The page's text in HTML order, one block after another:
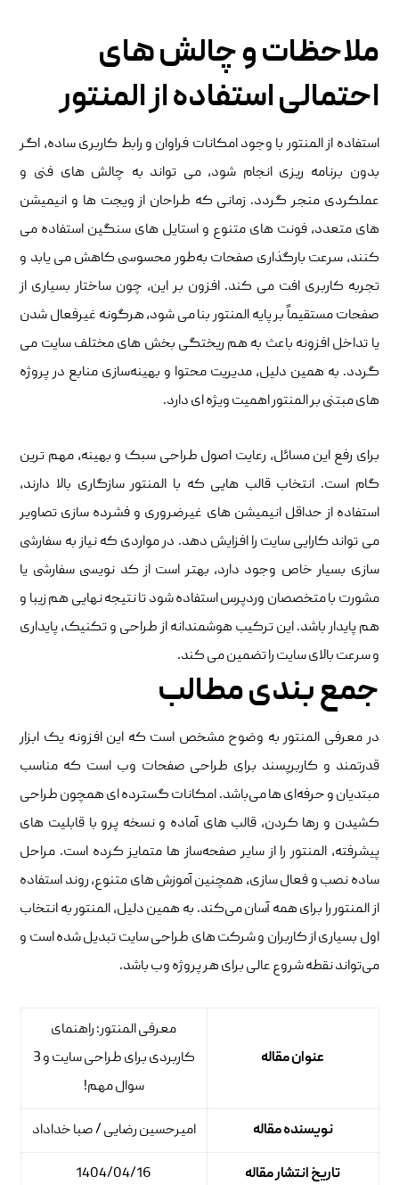
ملاحظات و چالش‌ های
احتمالی استفاده از المنتور
استفاده از المنتور با وجود امکانات فراوان و رابط کاربری ساده، اگر
بدون برنامه‌ ریزی انجام شود، می‌ تواند به چالش‌ های فنی و
عملکردی منجر گردد. زمانی که طراحان از ویجت‌ ها و انیمیشن‌
های متعدد، فونت‌ های متنوع و استایل‌ های سنگین استفاده می‌
کنند، سرعت بارگذاری صفحات به‌طور محسوسی کاهش می‌ یابد و
تجربه کاربری افت می‌ کند. افزون بر این، چون ساختار بسیاری از
صفحات مستقیماً بر پایه المنتور بنا می‌ شود، هرگونه غیرفعال شدن
یا تداخل افزونه باعث به‌ هم‌ ریختگی بخش‌ های مختلف سایت می‌
گردد. به همین دلیل، مدیریت محتوا و بهینه‌سازی منابع در پروژه‌
های مبتنی بر المنتور اهمیت ویژه‌ ای دارد.
برای رفع این مسائل، رعایت اصول طراحی سبک و بهینه، مهم‌ ترین
گام است. انتخاب قالب‌ هایی که با المنتور سازگاری بالا دارند،
استفاده از حداقل انیمیشن‌ های غیرضروری و فشرده‌ سازی تصاویر
می‌ تواند کارایی سایت را افزایش دهد. در مواردی که نیاز به سفارشی‌
سازی بسیار خاص وجود دارد، بهتر است از کد نویسی سفارشی یا
مشورت با متخصصان وردپرس استفاده شود تا نتیجه نهایی هم زیبا و
هم پایدار باشد. این ترکیب هوشمندانه از طراحی و تکنیک، پایداری
و سرعت بالای سایت را تضمین می‌ کند.
جمع بندی مطالب
در معرفی المنتور به وضوح مشخص است که این افزونه یک ابزار
قدرتمند و کاربرپسند برای طراحی صفحات وب است که مناسب
مبتدیان و حرفه‌ای‌ ها می‌باشد. امکانات گسترده‌ ای همچون طراحی
کشیدن و رها کردن، قالب ‌های آماده و نسخه پرو با قابلیت ‌های
پیشرفته، المنتور را از سایر صفحه‌ساز ها متمایز کرده است. مراحل
ساده نصب و فعال‌ سازی، همچنین آموزش‌ های متنوع، روند استفاده
از المنتور را برای همه آسان می‌کند. به همین دلیل، المنتور به انتخاب
اول بسیاری از کاربران و شرکت ‌های طراحی سایت تبدیل شده است و
می‌تواند نقطه شروع عالی برای هر پروژه وب باشد.
عنوان مقاله
معرفی المنتور: راهنمای
کاربردی برای طراحی سایت و 3
سوال مهم!
نویسنده مقاله امیرحسین رضایی / صبا خداداد
تاریخ انتشار مقاله 1404/04/16